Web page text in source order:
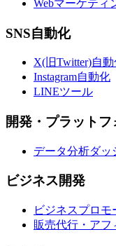
Webマーケティ
SNS自動化
X(旧Twitter)自
Instagram自動化
LINEツール
開発・プラットフ
データ分析ダッ
ビジネス開発
ビジネスプロモ
販売代行・アフ